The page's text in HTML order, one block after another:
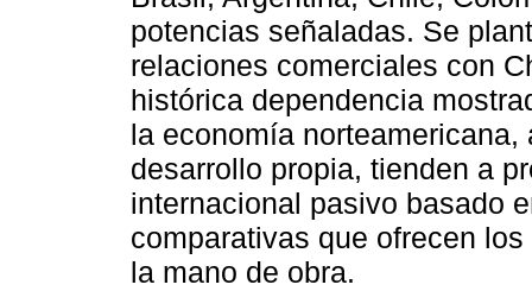
potencias señaladas. Se
relaciones comerciales con
histórica dependencia
la economía
desarrollo propia, tienden a
internacional pasivo basado
comparativas que ofrecen
la mano de obra.